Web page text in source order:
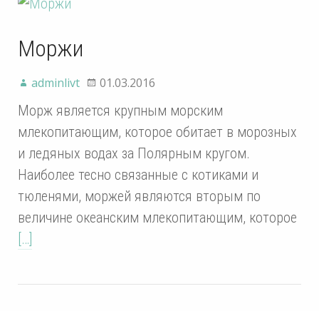
Моржи
adminlivt 01.03.2016
Морж является крупным морским
млекопитающим, которое обитает в морозных
и ледяных водах за Полярным кругом.
Наиболее тесно связанные с котиками и
тюленями, моржей являются вторым по
величине океанским млекопитающим, которое
[…]